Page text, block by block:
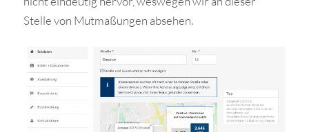
Stelle von Mutmaßungen absehen.